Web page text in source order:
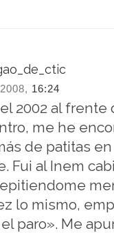
16:24
2002 al frente
me he
de patitas
Fui al Inem
lo mismo,
paro». Me